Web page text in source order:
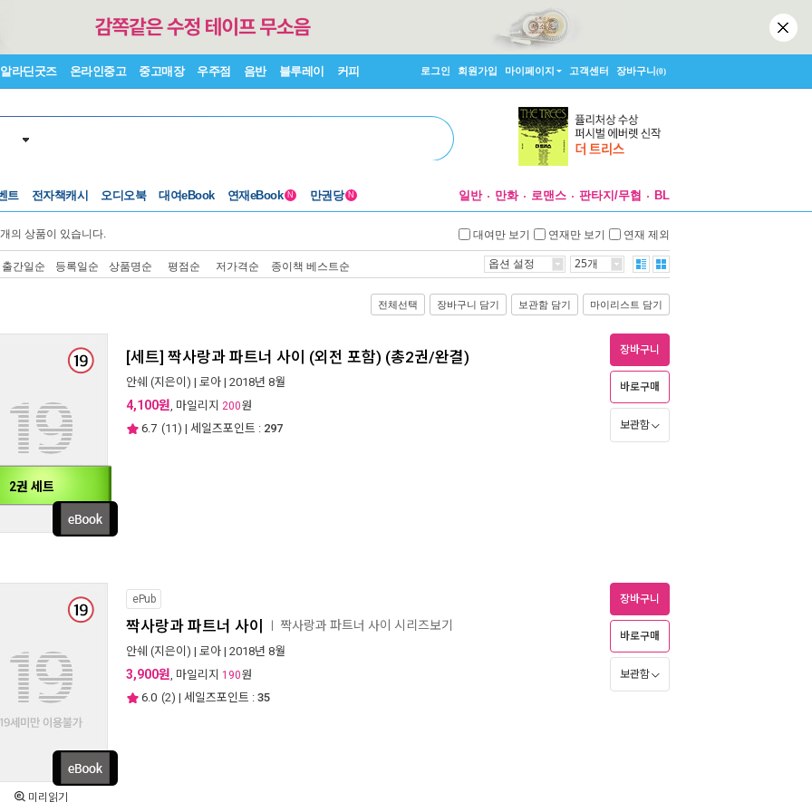
알라딘굿즈 온라인중고 중고매장 우주점 음반 블루레이 커피 로그인 회원가입 마이페이지 고객센터 장바구니(0)
트 전자책캐시 오디오북 대여eBook 연재eBook N 만권당 N 일반 만화 로맨스 판타지/무협 BL
개의 상품이 있습니다. 대여만 보기 연재만 보기 연재 제외
출간일순 등록일순 상품명순 평점순 저가격순 종이책 베스트순 옵션 설정 25개
전체선택 장바구니 담기 보관함 담기 마이리스트 담기
2권 세트
[세트] 짝사랑과 파트너 사이 (외전 포함) (총2권/완결)
안쉐 (지은이) | 로아 | 2018년 8월
4,100원, 마일리지 200원
6.7 (11) | 세일즈포인트 : 297
장바구니
바로구매
보관함
미리읽기
ePub
짝사랑과 파트너 사이 짝사랑과 파트너 사이 시리즈보기
안쉐 (지은이) | 로아 | 2018년 8월
3,900원, 마일리지 190원
6.0 (2) | 세일즈포인트 : 35
장바구니
바로구매
보관함